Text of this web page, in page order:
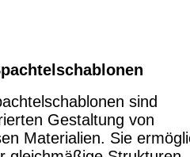
sind
Gestaltung von
Materialien. Sie